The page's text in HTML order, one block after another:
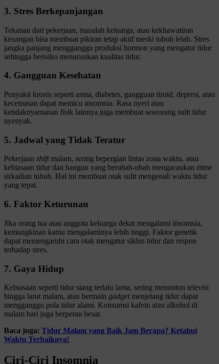
3. Stres Berkepanjangan
Tekanan dari pekerjaan, masalah keluarga, atau kekhawatiran
keuangan bisa membuat pikiran tetap aktif meski tubuh lelah. Stres
jangka panjang mengganggu produksi hormon yang mengatur tidur
sehingga berisiko menurunkan kualitas tidur.
4. Gangguan Kesehatan
Penyakit kronis seperti asma, diabetes, gangguan tiroid, depresi, atau
kecemasan dapat memicu insomnia. Rasa nyeri atau
ketidaknyamanan fisik lainnya juga membuat seseorang sulit tidur
nyenyak.
5. Jadwal yang Tidak Teratur
Pekerjaan shiftmalam, sering bepergian lintas zona waktu, atau
kebiasaan tidur dan bangun yang berubah-ubah mengacaukan ritme
sirkadian tubuh. Hal ini membuat otak sulit mengenali waktu tidur
yang tepat.
6. Faktor Keturunan
Jika orang tua atau anggota keluarga dekat mengalami insomnia,
kemungkinan kamu mengalaminya lebih tinggi. Faktor genetik
dapat memengaruhi cara otak mengatur siklus tidur dan respon
terhadap stres.
7. Gaya Hidup
Kebiasaan seperti tidur siang terlalu lama, sering menonton televisi
hingga larut malam, atau bermain gadgetmenjelang tidur dapat
mengganggu pola tidur alami. Konsumsi kafein atau alkohol di
malam hari juga berperan besar.
Baca juga: Tidur Malam yang Baik Jam Berapa? Ketahui
Waktu Terbaiknya!
Ciri-Ciri Insomnia